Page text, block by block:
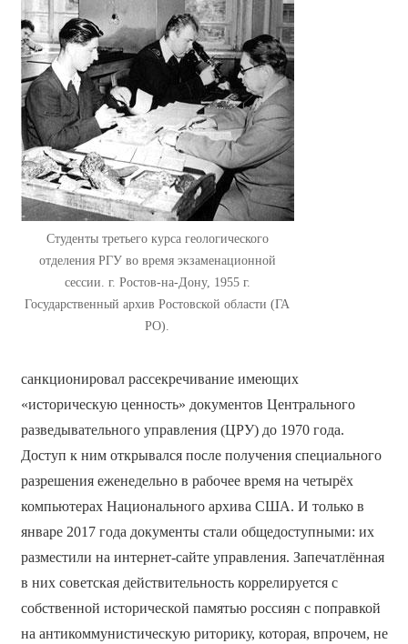
Студенты третьего курса геологического
отделения РГУ во время экзаменационной
сессии. г. Ростов-на-Дону, 1955 г.
Государственный архив Ростовской области (ГА
РО).
санкционировал рассекречивание имеющих
«историческую ценность» документов Центрального
разведывательного управления (ЦРУ) до 1970 года.
Доступ к ним открывался после получения специального
разрешения еженедельно в рабочее время на четырёх
компьютерах Национального архива США. И только в
январе 2017 года документы стали общедоступными: их
разместили на интернет-сайте управления. Запечатлённая
в них советская действительность коррелируется с
собственной исторической памятью россиян с поправкой
на антикоммунистическую риторику, которая, впрочем, не